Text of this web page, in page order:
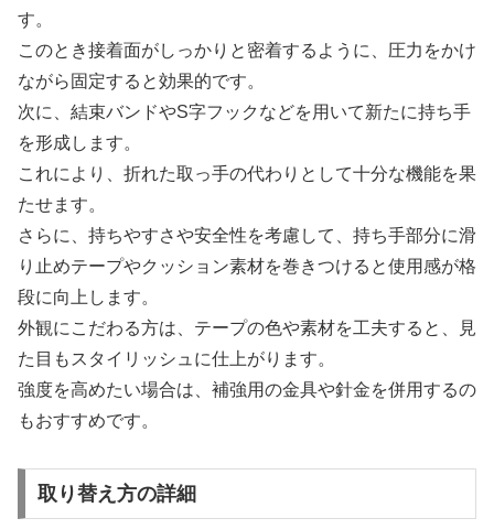
す。
このとき接着面がしっかりと密着するように、圧力をかけ
ながら固定すると効果的です。
次に、結束バンドやS字フックなどを用いて新たに持ち手
を形成します。
これにより、折れた取っ手の代わりとして十分な機能を果
たせます。
さらに、持ちやすさや安全性を考慮して、持ち手部分に滑
り止めテープやクッション素材を巻きつけると使用感が格
段に向上します。
外観にこだわる方は、テープの色や素材を工夫すると、見
た目もスタイリッシュに仕上がります。
強度を高めたい場合は、補強用の金具や針金を併用するの
もおすすめです。
取り替え方の詳細